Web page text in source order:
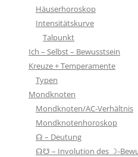
Häuserhoroskop
Intensitätskurve
Talpunkt
Ich – Selbst – Bewusstsein
Kreuze + Temperamente
Typen
Mondknoten
Mondknoten/AC-Verhältnis
Mondknotenhoroskop
☊ – Deutung
☊☋ – Involution des ☽-